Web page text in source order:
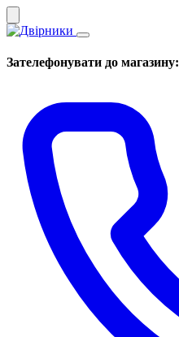
Зателефонувати до магазину: